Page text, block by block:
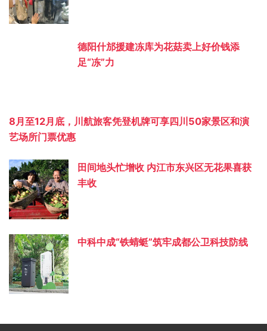
德阳什邡援建冻库为花菇卖上好价钱添
足“冻”力
8月至12月底，川航旅客凭登机牌可享四川50家景区和演
艺场所门票优惠
田间地头忙增收 内江市东兴区无花果喜获
丰收
中科中成“铁蜻蜓”筑牢成都公卫科技防线